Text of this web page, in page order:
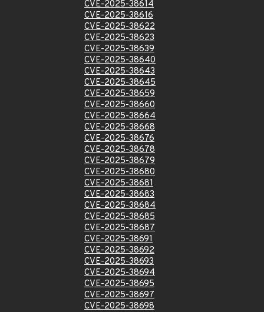
CVE-2025-38614
CVE-2025-38616
CVE-2025-38622
CVE-2025-38623
CVE-2025-38639
CVE-2025-38640
CVE-2025-38643
CVE-2025-38645
CVE-2025-38659
CVE-2025-38660
CVE-2025-38664
CVE-2025-38668
CVE-2025-38676
CVE-2025-38678
CVE-2025-38679
CVE-2025-38680
CVE-2025-38681
CVE-2025-38683
CVE-2025-38684
CVE-2025-38685
CVE-2025-38687
CVE-2025-38691
CVE-2025-38692
CVE-2025-38693
CVE-2025-38694
CVE-2025-38695
CVE-2025-38697
CVE-2025-38698